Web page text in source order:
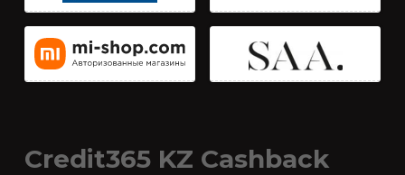
Credit365 KZ Cashback